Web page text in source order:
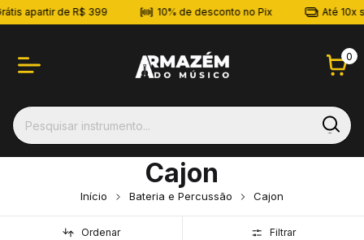
apartir de R$ 399 10% de desconto no Pix Até 10x
0
Cajon
Início Bateria e Percussão Cajon
Ordenar Filtrar